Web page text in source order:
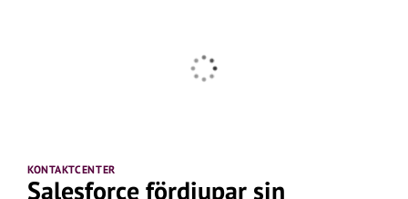
KONTAKTCENTER
Salesforce fördjupar sin